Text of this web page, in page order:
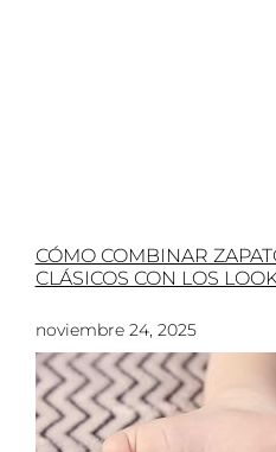
CÓMO COMBINAR
CLÁSICOS CON LOS
noviembre 24, 2025